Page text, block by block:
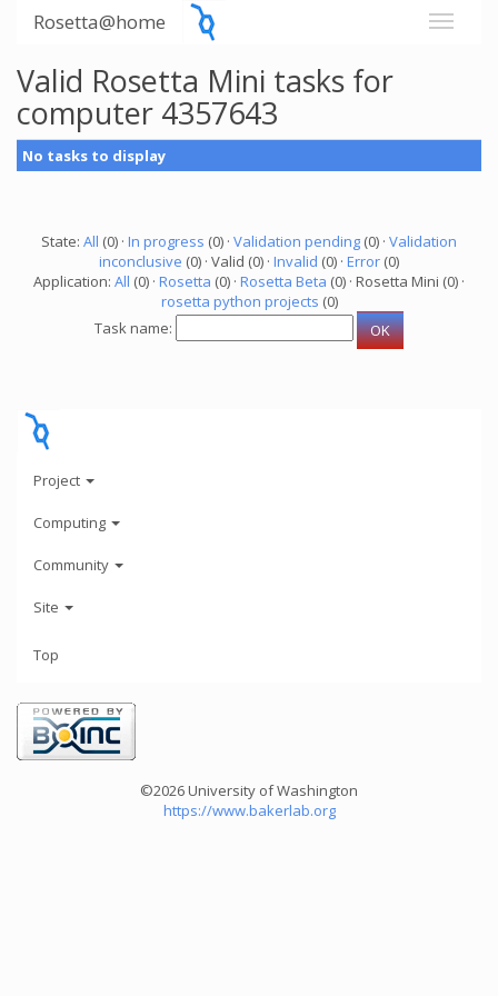
Rosetta@home
Valid Rosetta Mini tasks for
computer 4357643
No tasks to display
State: All (0) · In progress (0) · Validation pending (0) · Validation
inconclusive (0) · Valid (0) · Invalid (0) · Error (0)
Application: All (0) · Rosetta (0) · Rosetta Beta (0) · Rosetta Mini (0) ·
rosetta python projects (0)
Task name:
Project
Computing
Community
Site
Top
©2026 University of Washington
https://www.bakerlab.org